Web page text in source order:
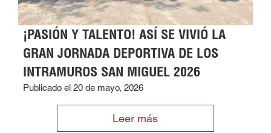
¡PASIÓN Y TALENTO! ASÍ SE VIVIÓ LA
GRAN JORNADA DEPORTIVA DE LOS
INTRAMUROS SAN MIGUEL 2026
Publicado el 20 de mayo, 2026
Leer más